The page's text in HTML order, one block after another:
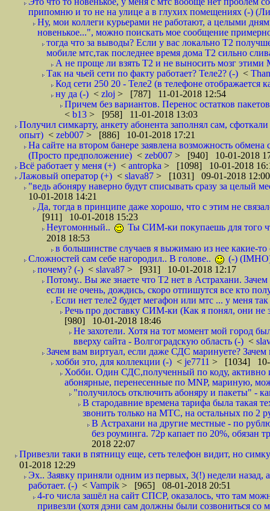
припомню и то не на улице а в глухих помещениях (-)
Ну, мои коллеги курьерами не работают, а целыми
новенькое...", можно поискать мое сообщение
тогда что за выводы? Если у вас локально Т2
мобиле мтс,так последнее время дома Т2 сильно
А не проще ли взять Т2 и не выносить мозг
Так на чьей сети по факту работает? Теле2? (-) <
Код сети 250 20 - Теле2 (в телефоне отображается
ну да (-) < zloj > [787] 11-01-2018 12:54
Причем без вариантов. Перенос остатков
< b13 > [958] 11-01-2018 13:03
Получил симкарту, анкету абонента заполнял сам,
опыт) < zeb007 > [886] 10-01-2018 17:21
На сайте на втором банере заявлена возможность
(Просто предположение) < zeb007 > [940] 10-01-2018
Всё работает у меня (+) < antropka > [1098] 10-01-2018
Лажовый оператор (+) < slava87 > [1031] 09-01-2018 12:00
"ведь абоняру наверно будут списывать сразу за целый
10-01-2018 14:21
Да, тогда в принципе даже хорошо, что с этим не
[911] 10-01-2018 15:23
Неугомонный..
Ты СИМ-ки покупаешь для того
2018 18:53
в большинстве случаев я выжимаю из нее какие-то
Сложностей сам себе нагородил.. В голове..
(-)
почему? (-) < slava87 > [931] 10-01-2018 12:17
Потому.. Вы же знаете что Т2 нет в Астрахани.
если не очень, дождись, скоро отпишутся все кто
Если нет теле2 будет мегафон или мтс ... у меня
Речь про доставку СИМ-ки (Как я понял, они не
[980] 10-01-2018 18:46
Не захотели. Хотя на тот момент мой город
вверху сайта - Волгоградскую область (-) <
Зачем вам виртуал, если даже СДС маринуете?
хобби это, для коллекции (-) < je7711 > [1034] 10-
Хобби. Один СДС,полученный по коду, активно
абонярные, перенесенные по MNP, мариную,
"получилось отключить абоняру и пакеты" -
В стародавние времена тарифа была такая
звонить только на МТС, на остальных по 2
В Астрахани на другие местные - по
без роуминга. 72р капает по 20%, обязан
2018 22:07
Привезли таки в пятницу еще, сеть телефон видит, но
01-2018 12:29
Эх.. Заявку приняли одним из первых, 3(!) недели назад,
работает. (-) < Vampik > [965] 08-01-2018 20:51
4-го числа зашёл на сайт СПСР, оказалось, что там
привезли (хотя дэни сам должны были созвониться со